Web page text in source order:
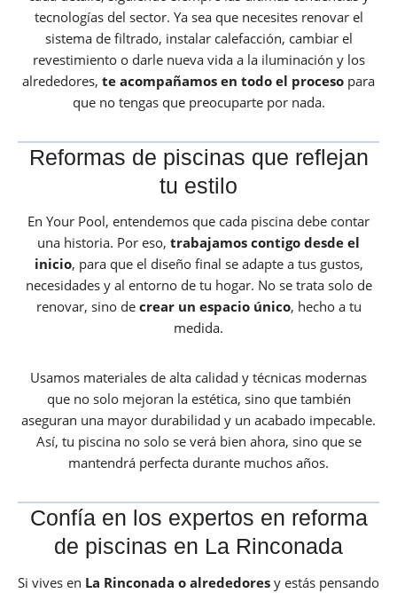
tecnologías del sector. Ya sea que necesites renovar el
sistema de filtrado, instalar calefacción, cambiar el
revestimiento o darle nueva vida a la iluminación y los
alrededores, te acompañamos en todo el proceso para
que no tengas que preocuparte por nada.
Reformas de piscinas que reflejan
tu estilo
En Your Pool, entendemos que cada piscina debe contar
una historia. Por eso, trabajamos contigo desde el
inicio, para que el diseño final se adapte a tus gustos,
necesidades y al entorno de tu hogar. No se trata solo de
renovar, sino de crear un espacio único, hecho a tu
medida.
Usamos materiales de alta calidad y técnicas modernas
que no solo mejoran la estética, sino que también
aseguran una mayor durabilidad y un acabado impecable.
Así, tu piscina no solo se verá bien ahora, sino que se
mantendrá perfecta durante muchos años.
Confía en los expertos en reforma
de piscinas en La Rinconada
Si vives en La Rinconada o alrededores y estás pensando